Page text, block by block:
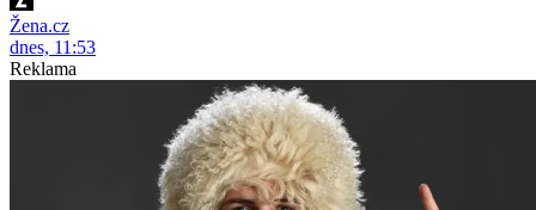
Žena.cz
dnes, 11:53
Reklama